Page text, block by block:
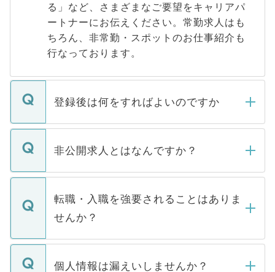
る」など、さまざまなご要望をキャリアパ
ートナーにお伝えください。常勤求人はも
ちろん、非常勤・スポットのお仕事紹介も
行なっております。
登録後は何をすればよいのですか
ご登録いただきましたら、弊社担当者がご
登録内容を確認し、その後メールもしくは
ます。通常、5営業日以内にはご連絡をせて
いただきますので、しばらくお待ちくださ
非公開求人とはなんですか？
マイナビDOCTORで取り扱っている求人の
うち約3割は、Webサイトからご覧いただ
けない「非公開求人」です。非公開求人は
下記の理由によって、一般には公開してい
ません。
転職・入職を強要されることはありま
せんか？
転職・入職を強要することは一切ありませ
ん。また、仮に応募先から内定をいただい
個人情報は漏えいしませんか？